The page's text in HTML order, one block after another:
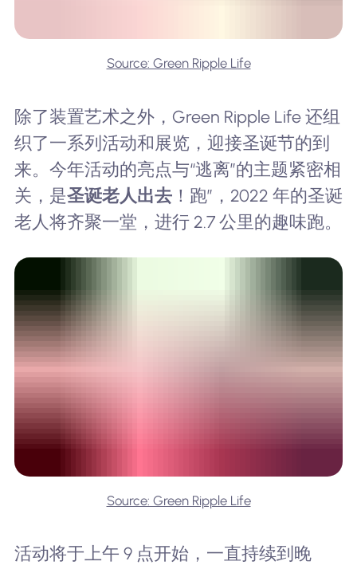
Source: Green Ripple Life
除了装置艺术之外，Green Ripple Life 还组
织了一系列活动和展览，迎接圣诞节的到
来。今年活动的亮点与“逃离”的主题紧密相
关，是圣诞老人出去！跑”，2022 年的圣诞
老人将齐聚一堂，进行 2.7 公里的趣味跑。
Source: Green Ripple Life
活动将于上午 9 点开始，一直持续到晚